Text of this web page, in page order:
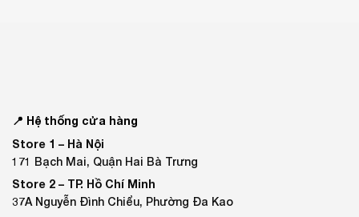
📍 Hệ thống cửa hàng
Store 1 – Hà Nội
171 Bạch Mai, Quận Hai Bà Trưng
Store 2 – TP. Hồ Chí Minh
37A Nguyễn Đình Chiểu, Phường Đa Kao